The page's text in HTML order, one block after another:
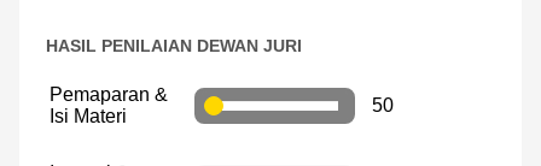
HASIL PENILAIAN DEWAN JURI